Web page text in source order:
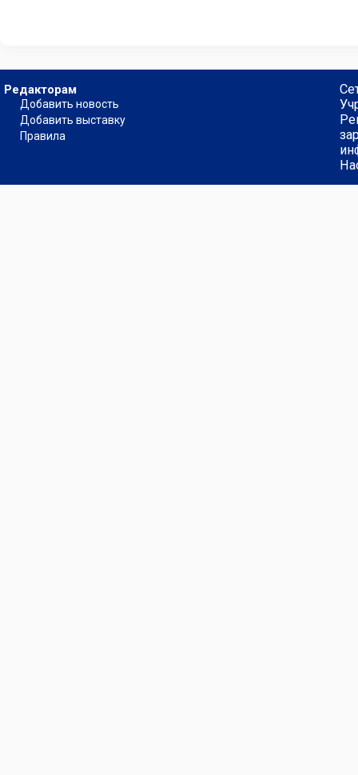
Редакторам
Добавить новость
Добавить выставку
Правила